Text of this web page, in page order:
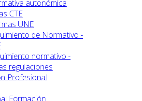
autonómica
CTE
UNE
de Normativo -
normativo -
regulaciones
Profesional
Formación